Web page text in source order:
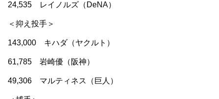
24,535 レイノルズ（DeNA）
＜抑え投手＞
143,000 キハダ（ヤクルト）
61,785 岩崎優（阪神）
49,306 マルティネス（巨人）